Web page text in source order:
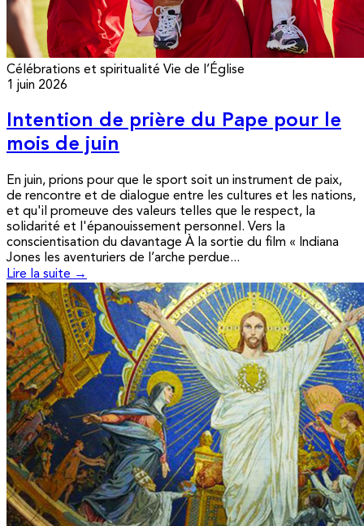
Célébrations et spiritualité Vie de l’Église
1 juin 2026
Intention de prière du Pape pour le
mois de juin
En juin, prions pour que le sport soit un instrument de paix,
de rencontre et de dialogue entre les cultures et les nations,
et qu'il promeuve des valeurs telles que le respect, la
solidarité et l'épanouissement personnel. Vers la
conscientisation du davantage À la sortie du film « Indiana
Jones les aventuriers de l’arche perdue...
Lire la suite →